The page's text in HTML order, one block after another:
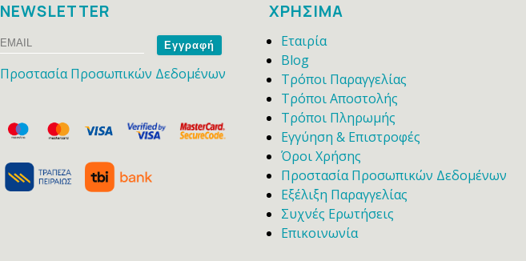
NEWSLETTER
Email
Name
Προστασία Προσωπικών Δεδομένων
ΧΡΗΣΙΜΑ
Εταιρία
Blog
Τρόποι Παραγγελίας
Τρόποι Αποστολής
Τρόποι Πληρωμής
Εγγύηση & Επιστροφές
Όροι Χρήσης
Προστασία Προσωπικών Δεδομένων
Εξέλιξη Παραγγελίας
Συχνές Ερωτήσεις
Επικοινωνία